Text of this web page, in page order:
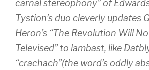
carnal stereophony” of
Tystion’s duo cleverly updates
Heron’s “The Revolution Will
Televised” to lambast, like
“crachach”(the word’s oddly